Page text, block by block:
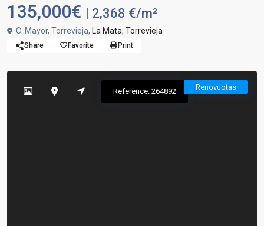
135,000€ | 2,368 €/m²
C. Mayor, Torrevieja, La Mata, Torrevieja
Share Favorite Print
Renovuotas
Reference: 264892